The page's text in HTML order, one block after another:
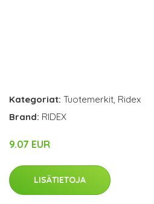
Kategoriat: Tuotemerkit, Ridex
Brand: RIDEX
9.07 EUR
LISÄTIETOJA